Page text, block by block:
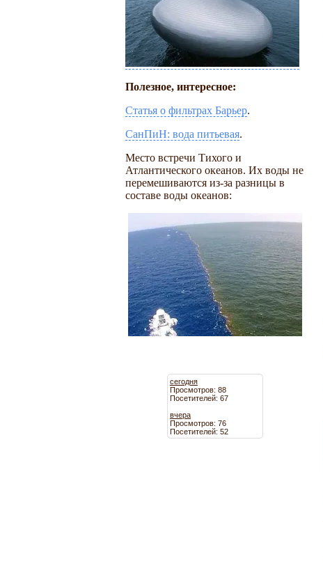
Полезное, интересное:
Статья о фильтрах Барьер.
СанПиН: вода питьевая.
Место встречи Тихого и
Атлантического океанов. Их воды не
перемешиваются из-за разницы в
составе воды океанов:
сегодня
Просмотров: 88
Посетителей: 67
вчера
Просмотров: 76
Посетителей: 52